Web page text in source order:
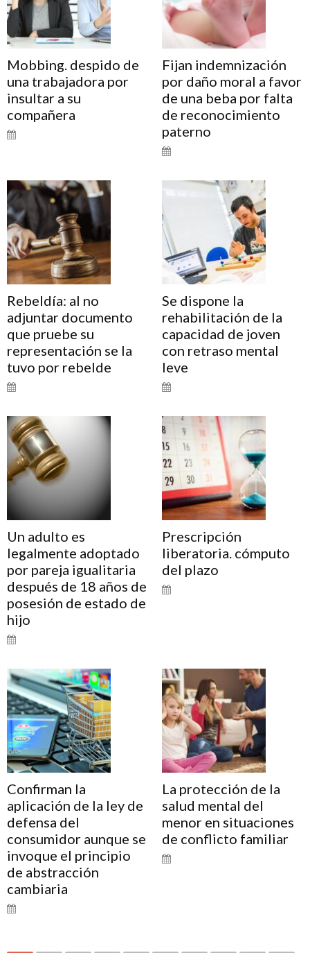
Mobbing. despido de
una trabajadora por
insultar a su
compañera
Fijan indemnización
por daño moral a favor
de una beba por falta
de reconocimiento
paterno
Rebeldía: al no
adjuntar documento
que pruebe su
representación se la
tuvo por rebelde
Se dispone la
rehabilitación de la
capacidad de joven
con retraso mental
leve
Un adulto es
legalmente adoptado
por pareja igualitaria
después de 18 años de
posesión de estado de
hijo
Prescripción
liberatoria. cómputo
del plazo
Confirman la
aplicación de la ley de
defensa del
consumidor aunque se
invoque el principio
de abstracción
cambiaria
La protección de la
salud mental del
menor en situaciones
de conflicto familiar